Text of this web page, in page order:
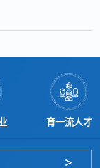
育一流人才